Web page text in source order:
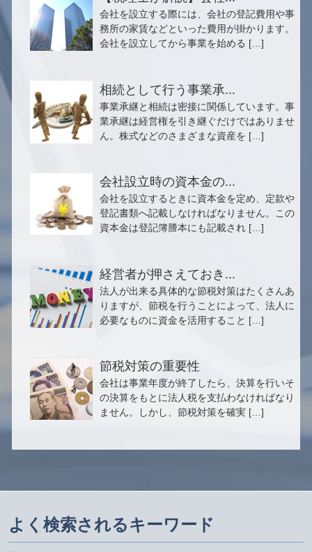
会社を設立する際には、会社の登記費用や事
務所の家賃などといった費用が掛かります。
会社を設立してから事業を始める […]
相続として行う事業承...
事業承継と相続は密接に関係しています。事
業承継は経営権を引き継ぐだけではありませ
ん。株式などのさまざまな資産を […]
会社設立時の資本金の...
会社を設立するときに資本金を定め、定款や
登記書類へ記載しなければなりません。この
資本金は登記簿謄本にも記載され […]
経営者が押さえておき...
法人が出来る具体的な節税対策はたくさんあ
りますが、節税を行うことによって、法人に
必要なものに資金を活用すること […]
節税対策の重要性
会社は事業年度が終了したら、決算を行いそ
の決算をもとに法人税を支払わなければなり
ません。しかし、節税対策を確実 […]
よく検索されるキーワード